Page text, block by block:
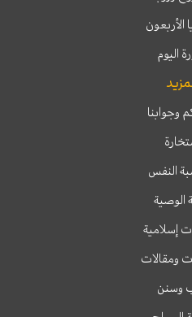
الأربعون
اليوم
وجوابنا
النفس
الوصية
إسلامية
ومقالات
وسنن